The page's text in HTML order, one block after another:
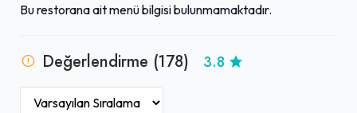
sokak kedisinin de katkısıyla, genel atmosferin samimi ve
Bu restorana ait menü bilgisi bulunmamaktadır.
Değerlendirme (178) 3.8